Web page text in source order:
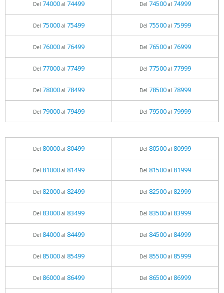
Del 74000al 74499 Del 74500al 74999
Del 75000al 75499 Del 75500al 75999
Del 76000al 76499 Del 76500al 76999
Del 77000al 77499 Del 77500al 77999
Del 78000al 78499 Del 78500al 78999
Del 79000al 79499 Del 79500al 79999
Del 80000al 80499 Del 80500al 80999
Del 81000al 81499 Del 81500al 81999
Del 82000al 82499 Del 82500al 82999
Del 83000al 83499 Del 83500al 83999
Del 84000al 84499 Del 84500al 84999
Del 85000al 85499 Del 85500al 85999
Del 86000al 86499 Del 86500al 86999